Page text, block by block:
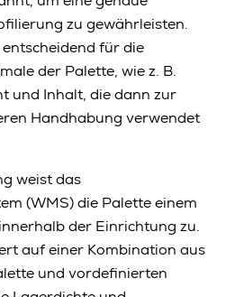
zu gewährleisten.
für die
der Palette, wie z. B.
und Inhalt, die dann zur
Handhabung verwendet
weist das
(WMS) die Palette einem
der Einrichtung zu.
auf einer Kombination aus
und vordefinierten